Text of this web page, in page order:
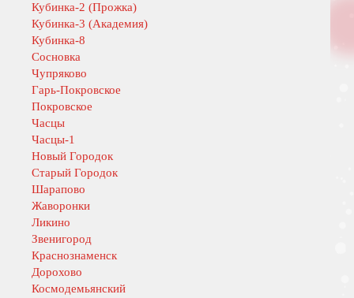
Кубинка-2 (Прожка)
Кубинка-3 (Академия)
Кубинка-8
Сосновка
Чупряково
Гарь-Покровское
Покровское
Часцы
Часцы-1
Новый Городок
Старый Городок
Шарапово
Жаворонки
Ликино
Звенигород
Краснознаменск
Дорохово
Космодемьянский